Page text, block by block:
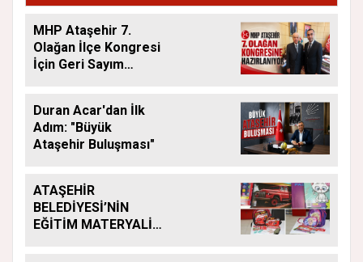
MHP Ataşehir 7.
Olağan İlçe Kongresi
İçin Geri Sayım
Duran Acar'dan İlk
Adım: "Büyük
Ataşehir Buluşması"
ATAŞEHİR
BELEDİYESİ’NİN
EĞİTİM MATERYALİ